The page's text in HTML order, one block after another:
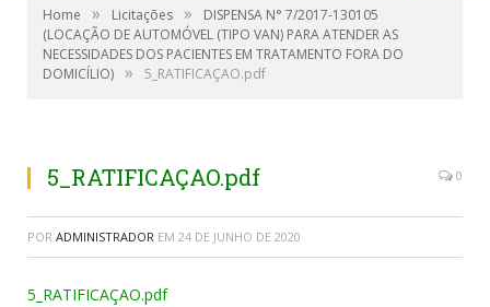
Home » Licitações »
DISPENSA N° 7/2017-130105
(LOCAÇÃO DE AUTOMÓVEL (TIPO VAN) PARA ATENDER AS
NECESSIDADES DOS PACIENTES EM TRATAMENTO FORA DO
DOMICÍLIO) » 5_RATIFICAÇAO.pdf
5_RATIFICAÇAO.pdf 0
POR ADMINISTRADOR EM 24 DE JUNHO DE 2020
5_RATIFICAÇAO.pdf